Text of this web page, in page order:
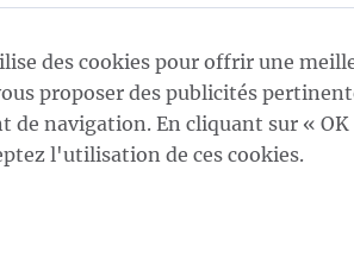
des cookies pour offrir une
proposer des publicités
de navigation. En cliquant sur «
l'utilisation de ces cookies.